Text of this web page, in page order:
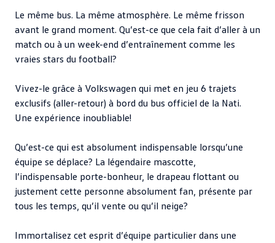
Le même bus. La même atmosphère. Le même frisson
avant le grand moment. Qu’est-ce que cela fait d’aller à un
match ou à un week-end d’entraînement comme les
vraies stars du football?
Vivez-le grâce à Volkswagen qui met en jeu 6 trajets
exclusifs (aller-retour) à bord du bus officiel de la Nati.
Une expérience inoubliable!
Qu’est-ce qui est absolument indispensable lorsqu’une
équipe se déplace? La légendaire mascotte,
l’indispensable porte-bonheur, le drapeau flottant ou
justement cette personne absolument fan, présente par
tous les temps, qu’il vente ou qu’il neige?
Immortalisez cet esprit d’équipe particulier dans une